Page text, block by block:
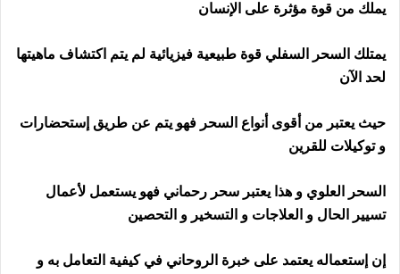
يملك من قوة مؤثرة على الإنسان
يمتلك السحر السفلي قوة طبيعية فيزيائية لم يتم اكتشاف ماهيتها
لحد الآن
حيث يعتبر من أقوى أنواع السحر فهو يتم عن طريق إستحضارات
و توكيلات للقرين
السحر العلوي و هذا يعتبر سحر رحماني فهو يستعمل لأعمال
تسيير الحال و العلاجات و التسخير و التحصين
إن إستعماله يعتمد على خبرة الروحاني في كيفية التعامل به و